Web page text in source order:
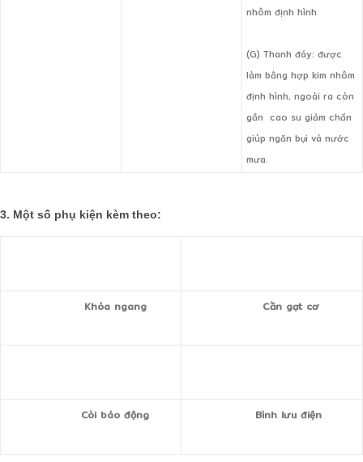
nhôm định hình
(G) Thanh đáy: được
làm bằng hợp kim nhôm
định hình, ngoài ra còn
gắn cao su giảm chấn
giúp ngăn bụi và nước
mưa.
3. Một số phụ kiện kèm theo:
Khóa ngang Cần gạt cơ
Còi báo động Bình lưu điện